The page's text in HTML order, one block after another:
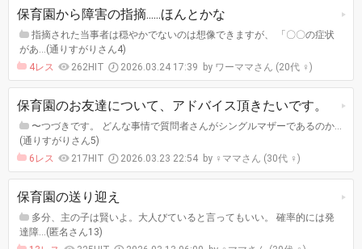
保育園から障害の指摘......ほんとかな
指摘された当事者は穏やかでないのは想像できますが、 「〇〇の症状
があ…(通りすがりさん4)
4レス
262HIT 2026.03.24 17:39 ワーママさん (20代 ♀)
保育園のお友達について、アドバイス頂きたいです。
〜つづきです。 どんな事情で質問者さんがシングルマザーであるのか…
(通りすがりさん5)
6レス
217HIT 2026.03.23 22:54 ♀ママさん (30代 ♀)
保育園の送り迎え
多分、主の子は賢いよ。大人びていると言ってもいい。 確率的には発
達障…(匿名さん13)